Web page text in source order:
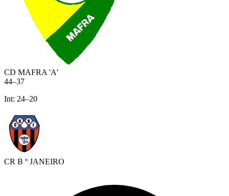
CD MAFRA 'A'
44–37
Int: 24–20
CR B º JANEIRO